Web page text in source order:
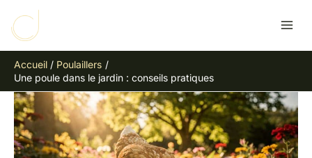
contenu
Accueil
Poulaillers
Une poule dans le jardin : conseils pratiques
e
h
r
c
h